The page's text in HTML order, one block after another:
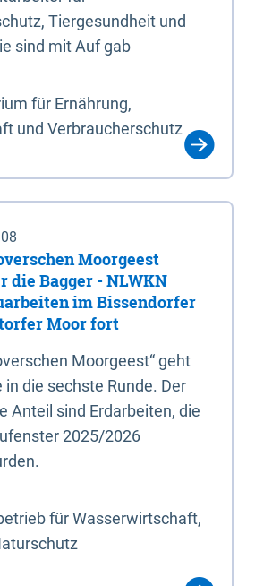
Tiergesundheit und
sind mit Auf gab
für Ernährung,
und Verbraucherschutz
Moorgeest
die Bagger - NLWKN
im Bissendorfer
Moor fort
Moorgeest“ geht
in die sechste Runde. Der
Anteil sind Erdarbeiten, die
2025/2026
für Wasserwirtschaft,